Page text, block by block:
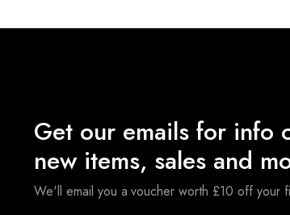
Get our emails for info
new items, sales and
We'll email you a voucher worth £10 off your